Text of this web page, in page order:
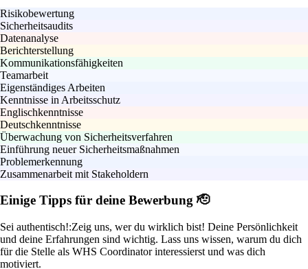
Risikobewertung
Sicherheitsaudits
Datenanalyse
Berichterstellung
Kommunikationsfähigkeiten
Teamarbeit
Eigenständiges Arbeiten
Kenntnisse in Arbeitsschutz
Englischkenntnisse
Deutschkenntnisse
Überwachung von Sicherheitsverfahren
Einführung neuer Sicherheitsmaßnahmen
Problemerkennung
Zusammenarbeit mit Stakeholdern
Einige Tipps für deine Bewerbung 🫡
Sei authentisch!:Zeig uns, wer du wirklich bist! Deine Persönlichkeit
und deine Erfahrungen sind wichtig. Lass uns wissen, warum du dich
für die Stelle als WHS Coordinator interessierst und was dich
motiviert.